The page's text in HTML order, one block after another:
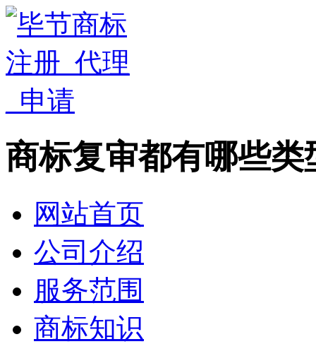
商标复审都有哪些类
网站首页
公司介绍
服务范围
商标知识